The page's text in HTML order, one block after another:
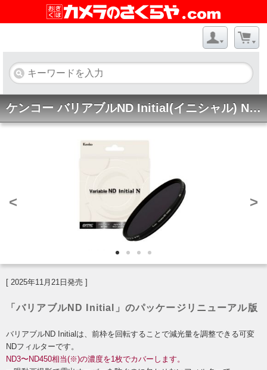
ケンコー バリアブルND Initial(イニシャル) N 49mm
< >
[ 2025年11月21日発売 ]
「バリアブルND Initial」のパッケージリニューアル版
バリアブルND Initialは、前枠を回転することで減光量を調整できる可変
NDフィルターです。
ND3〜ND450相当(※)の濃度を1枚でカバーします。